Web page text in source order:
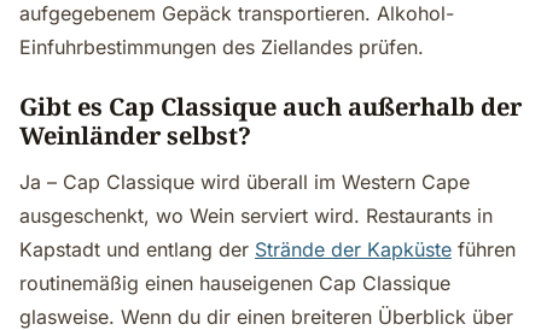
aufgegebenem Gepäck transportieren. Alkohol-
Einfuhrbestimmungen des Ziellandes prüfen.
Gibt es Cap Classique auch außerhalb der
Weinländer selbst?
Ja – Cap Classique wird überall im Western Cape
ausgeschenkt, wo Wein serviert wird. Restaurants in
Kapstadt und entlang der Strände der Kapküste führen
routinemäßig einen hauseigenen Cap Classique
glasweise. Wenn du dir einen breiteren Überblick über